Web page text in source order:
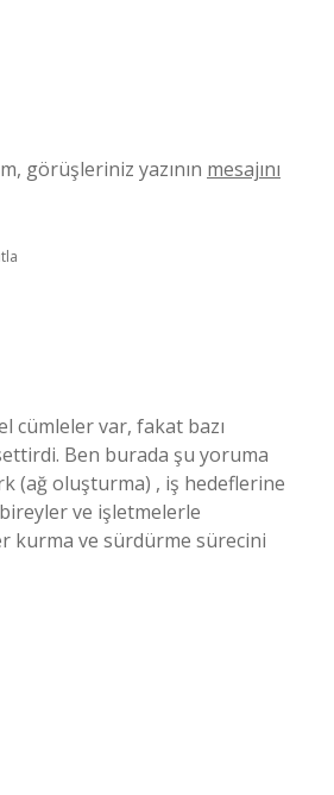
görüşleriniz yazının mesajını
cümleler var, fakat bazı
Ben burada şu yoruma
(ağ oluşturma) , iş hedeflerine
ve işletmelerle
kurma ve sürdürme sürecini